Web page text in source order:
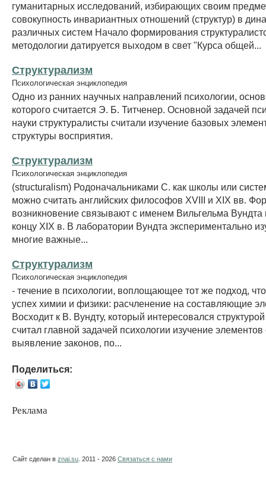
гуманитарных исследований, избирающих своим
совокупность инвариантных отношений (структур) в
различных систем Начало формирования
методологии датируется выходом в свет "Курса общей...
Структурализм
Психологическая энциклопедия
Одно из ранних научных направлений психологии,
которого считается Э. Б. Титченер. Основной задачей
науки структуралисты считали изучение базовых
структуры восприятия.
Структурализм
Психологическая энциклопедия
(structuralism) Родоначальниками С. как школы или
можно считать английских философов XVIII и XIX вв.
возникновение связывают с именем Вильгельма Вундта
концу XIX в. В лаборатории Вундта экспериментально
многие важные...
Структурализм
Психологическая энциклопедия
- течение в психологии, воплощающее тот же подход,
успех химии и физики: расчленение на составляющие
Восходит к В. Вундту, который интересовался
считал главной задачей психологии изучение
выявление законов, по...
Поделиться:
Реклама
Сайт сделан в znai.su . 2011 - 2026 Связаться с нами